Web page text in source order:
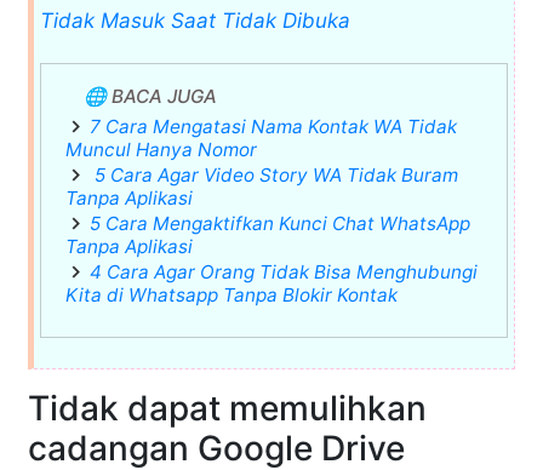
Tidak Masuk Saat Tidak Dibuka
🌐 BACA JUGA
7 Cara Mengatasi Nama Kontak WA Tidak
Muncul Hanya Nomor
5 Cara Agar Video Story WA Tidak Buram
Tanpa Aplikasi
5 Cara Mengaktifkan Kunci Chat WhatsApp
Tanpa Aplikasi
4 Cara Agar Orang Tidak Bisa Menghubungi
Kita di Whatsapp Tanpa Blokir Kontak
Tidak dapat memulihkan
cadangan Google Drive